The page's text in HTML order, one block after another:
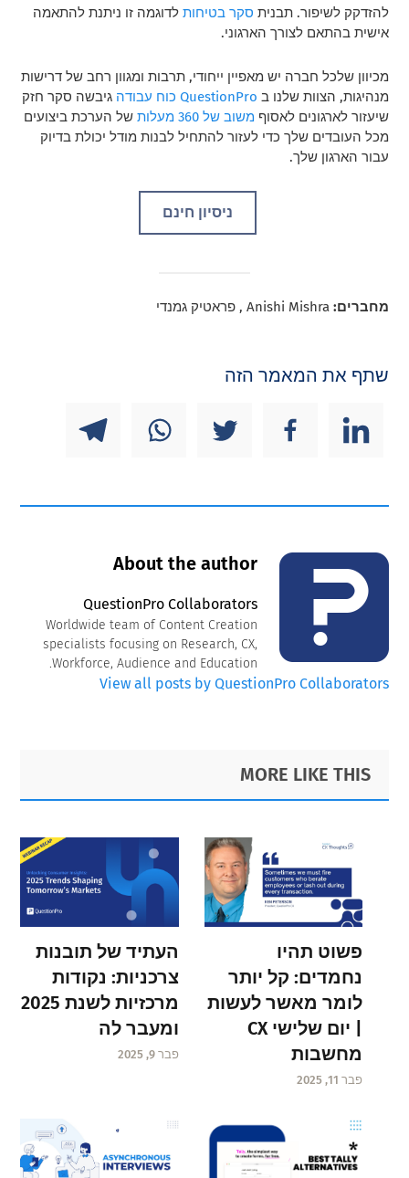
להזדקק לשיפור. תבנית סקר בטיחות לדוגמה זו ניתנת להתאמה
אישית בהתאם לצורך הארגוני.
מכיוון שלכל חברה יש מאפיין ייחודי, תרבות ומגוון רחב של דרישות
מנהיגות, הצוות שלנו ב QuestionPro כוח עבודה
גיבשה סקר חזק
שיעזור לארגונים לאסוףמשוב של 360 מעלות
של הערכת ביצועים
מכל העובדים שלך כדי לעזור להתחיל לבנות מודל יכולת בדיוק
עבור הארגון שלך.
ניסיון חינם
מחברים: Anishi Mishra , פראטיק גמנדי
שתף את המאמר הזה
About the author
QuestionPro Collaborators
Worldwide team of Content Creation
specialists focusing on Research, CX,
Workforce, Audience and Education.
View all posts by QuestionPro Collaborators
Primary
Sidebar
Footer
MORE LIKE THIS
פשוט תהיו
נחמדים: קל יותר
לומר מאשר לעשות
| יום שלישי CX
מחשבות
פבר 11, 2025
העתיד של תובנות
צרכניות: נקודות
מרכזיות לשנת 2025
ומעבר לה
פבר 9, 2025